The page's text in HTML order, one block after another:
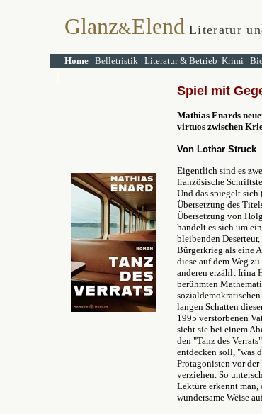
Glanz&Elend Literatur
Home Belletristik Literatur & Betrieb Krimi
Spiel mit
Mathias Enards
virtuos zwischen
Von Lothar Struck
Eigentlich sind es
französische
Und das spiegelt
Übersetzung des
Übersetzung von
handelt es sich um
bleibenden
Bürgerkrieg als eine
diese auf dem Weg
anderen erzählt Irina
berühmten
langen Schatten
1995 verstorbenen
sieht sie bei einem
den "Tanz des
entdecken soll, "was
Protagonisten vor der
verziehen. So
Lektüre erkennt man,
wundersame Weise